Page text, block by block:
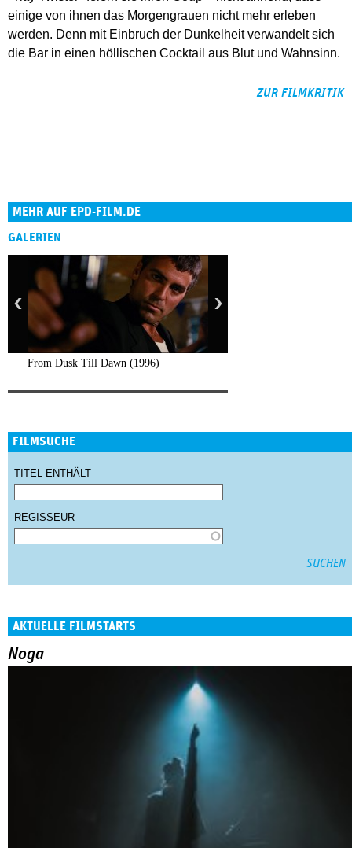
einige von ihnen das Morgengrauen nicht mehr erleben
werden. Denn mit Einbruch der Dunkelheit verwandelt sich
die Bar in einen höllischen Cocktail aus Blut und Wahnsinn.
ZUR FILMKRITIK
MEHR AUF EPD-FILM.DE
GALERIEN
From Dusk Till Dawn (1996)
FILMSUCHE
TITEL ENTHÄLT
REGISSEUR
AKTUELLE FILMSTARTS
Noga